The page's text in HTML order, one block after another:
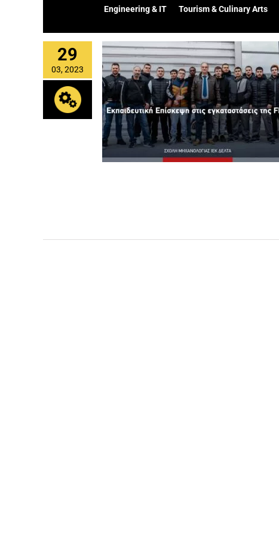
Engineering & IT Tourism & Culinary Arts
29
03, 2023